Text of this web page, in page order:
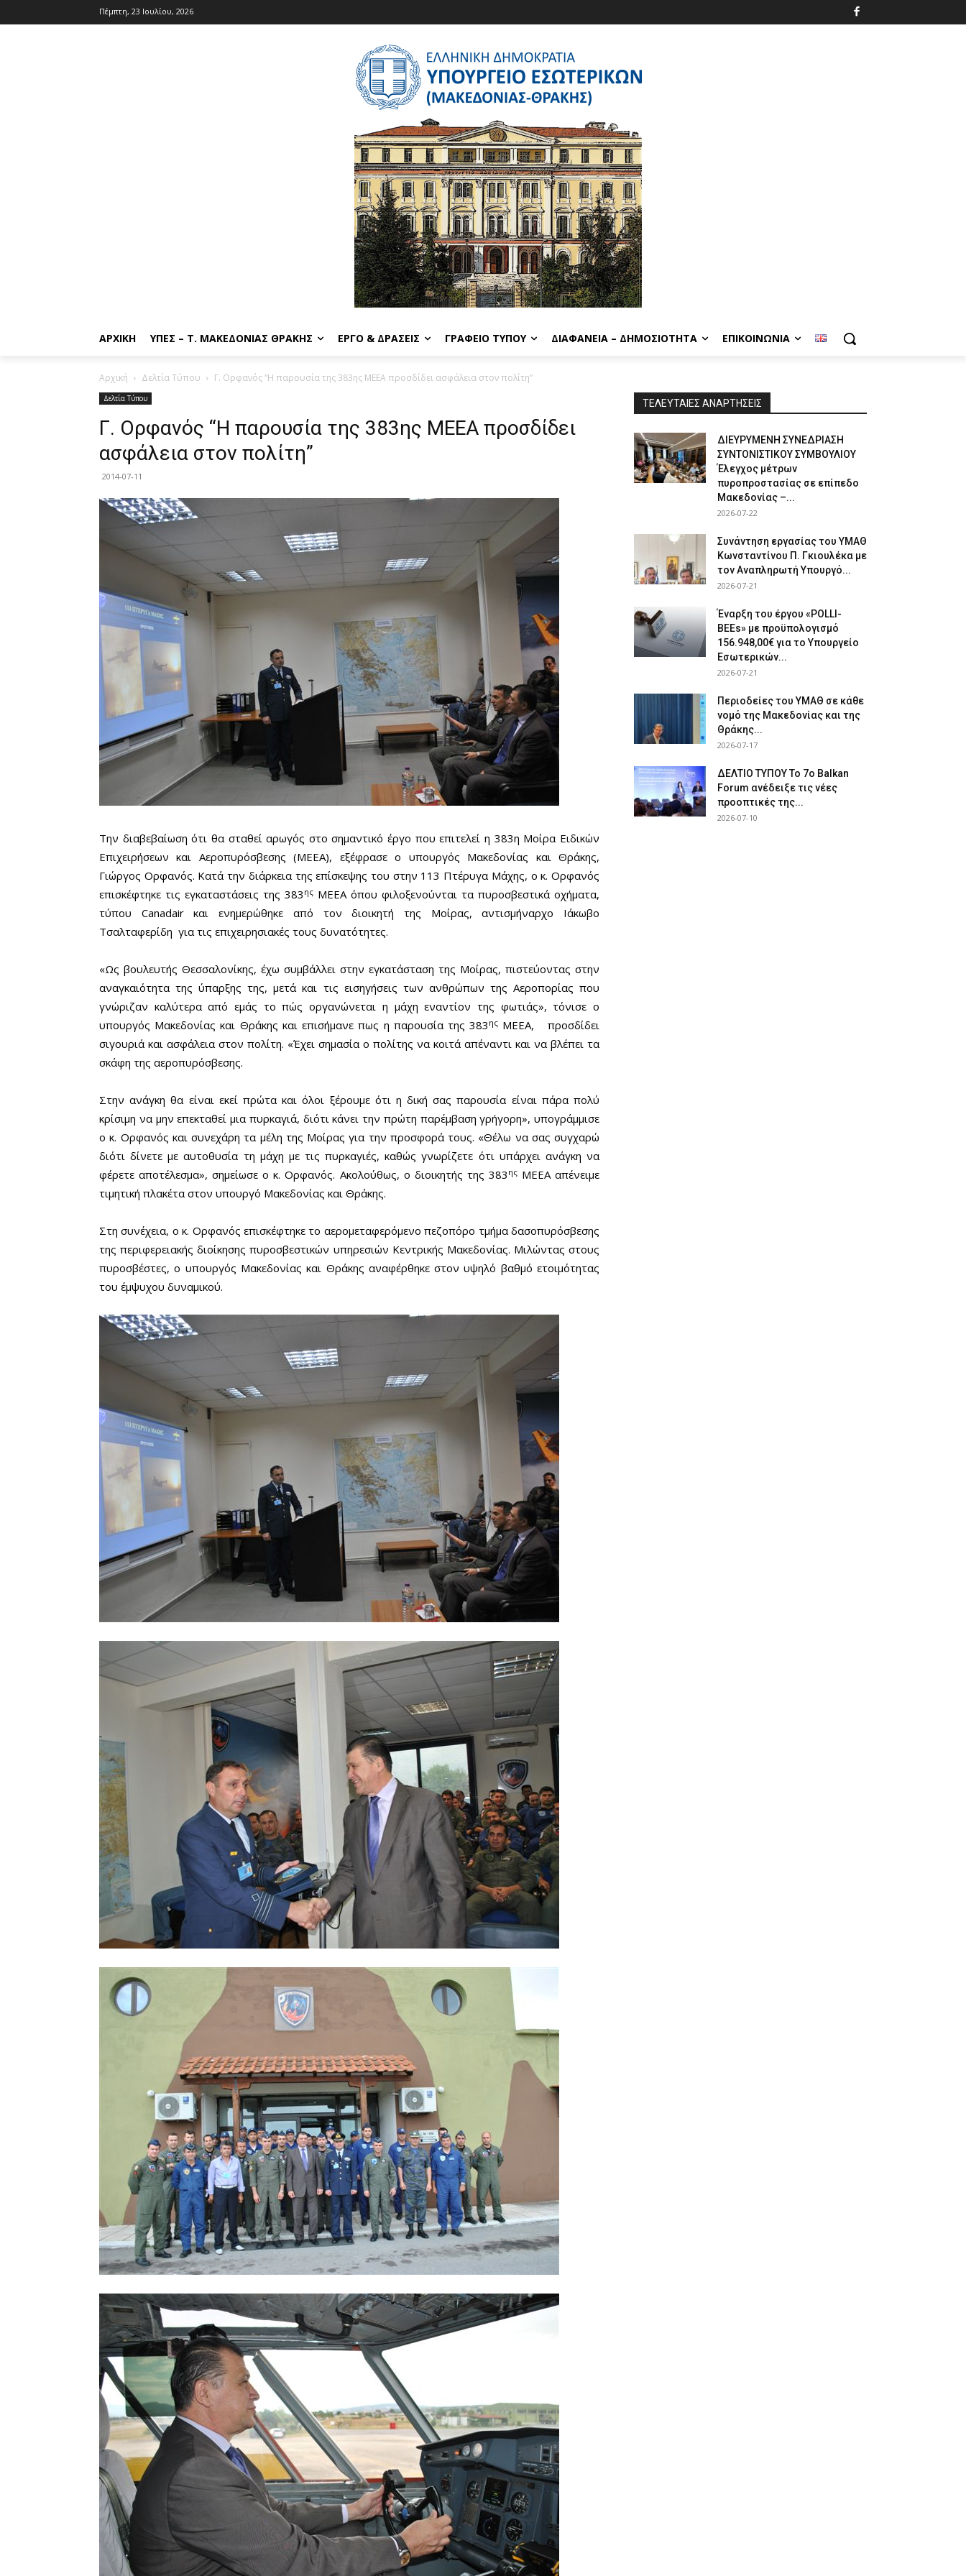
Πέμπτη, 23 Ιουλίου, 2026
ΑΡΧΙΚΉ ΥΠΕΣ – Τ. ΜΑΚΕΔΟΝΊΑΣ ΘΡΆΚΗΣ ΈΡΓΟ & ΔΡΆΣΕΙΣ ΓΡΑΦΕΊΟ ΤΎΠΟΥ ΔΙΑΦΆΝΕΙΑ – ΔΗΜΟΣΙΌΤΗΤΑ ΕΠΙΚΟΙΝΩΝΊΑ
Αρχική Δελτία Τύπου Γ. Ορφανός “Η παρουσία της 383ης ΜΕΕΑ προσδίδει ασφάλεια στον πολίτη”
Δελτία Τύπου
Γ. Ορφανός “Η παρουσία της 383ης ΜΕΕΑ προσδίδει
ασφάλεια στον πολίτη”
2014-07-11
Την διαβεβαίωση ότι θα σταθεί αρωγός στο σημαντικό έργο που επιτελεί η 383η Μοίρα Ειδικών
Επιχειρήσεων και Αεροπυρόσβεσης (ΜΕΕΑ), εξέφρασε ο υπουργός Μακεδονίας και Θράκης,
Γιώργος Ορφανός. Κατά την διάρκεια της επίσκεψης του στην 113 Πτέρυγα Μάχης, ο κ. Ορφανός
επισκέφτηκε τις εγκαταστάσεις της 383 ης ΜΕΕΑ όπου φιλοξενούνται τα πυροσβεστικά οχήματα,
τύπου Canadairκαι ενημερώθηκε από τον διοικητή της Μοίρας, αντισμήναρχο Ιάκωβο
Τσαλταφερίδη για τις επιχειρησιακές τους δυνατότητες.
«Ως βουλευτής Θεσσαλονίκης, έχω συμβάλλει στην εγκατάσταση της Μοίρας, πιστεύοντας στην
αναγκαιότητα της ύπαρξης της, μετά και τις εισηγήσεις των ανθρώπων της Αεροπορίας που
γνώριζαν καλύτερα από εμάς το πώς οργανώνεται η μάχη εναντίον της φωτιάς», τόνισε ο
υπουργός Μακεδονίας και Θράκης και επισήμανε πως η παρουσία της 383 ης ΜΕΕΑ, προσδίδει
σιγουριά και ασφάλεια στον πολίτη. «Έχει σημασία ο πολίτης να κοιτά απέναντι και να βλέπει τα
σκάφη της αεροπυρόσβεσης.
Στην ανάγκη θα είναι εκεί πρώτα και όλοι ξέρουμε ότι η δική σας παρουσία είναι πάρα πολύ
κρίσιμη να μην επεκταθεί μια πυρκαγιά, διότι κάνει την πρώτη παρέμβαση γρήγορη», υπογράμμισε
ο κ. Ορφανός και συνεχάρη τα μέλη της Μοίρας για την προσφορά τους. «Θέλω να σας συγχαρώ
διότι δίνετε με αυτοθυσία τη μάχη με τις πυρκαγιές, καθώς γνωρίζετε ότι υπάρχει ανάγκη να
φέρετε αποτέλεσμα», σημείωσε ο κ. Ορφανός. Ακολούθως, ο διοικητής της 383 ηςΜΕΕΑ απένειμε
τιμητική πλακέτα στον υπουργό Μακεδονίας και Θράκης.
Στη συνέχεια, ο κ. Ορφανός επισκέφτηκε το αερομεταφερόμενο πεζοπόρο τμήμα δασοπυρόσβεσης
της περιφερειακής διοίκησης πυροσβεστικών υπηρεσιών Κεντρικής Μακεδονίας. Μιλώντας στους
πυροσβέστες, ο υπουργός Μακεδονίας και Θράκης αναφέρθηκε στον υψηλό βαθμό ετοιμότητας
του έμψυχου δυναμικού.
ΤΕΛΕΥΤΑΙΕΣ ΑΝΑΡΤΗΣΕΙΣ
ΔΙΕΥΡΥΜΕΝΗ ΣΥΝΕΔΡΙΑΣΗ
ΣΥΝΤΟΝΙΣΤΙΚΟΥ ΣΥΜΒΟΥΛΙΟΥ
Έλεγχος μέτρων
πυροπροστασίας σε επίπεδο
Μακεδονίας –...
2026-07-22
Συνάντηση εργασίας του ΥΜΑΘ
Κωνσταντίνου Π. Γκιουλέκα με
τον Αναπληρωτή Υπουργό...
2026-07-21
Έναρξη του έργου «POLLI-
BEEs» με προϋπολογισμό
156.948,00€ για το Υπουργείο
Εσωτερικών...
2026-07-21
Περιοδείες του ΥΜΑΘ σε κάθε
νομό της Μακεδονίας και της
Θράκης...
2026-07-17
ΔΕΛΤΙΟ ΤΥΠΟΥ Το 7ο Balkan
Forum ανέδειξε τις νέες
προοπτικές της...
2026-07-10